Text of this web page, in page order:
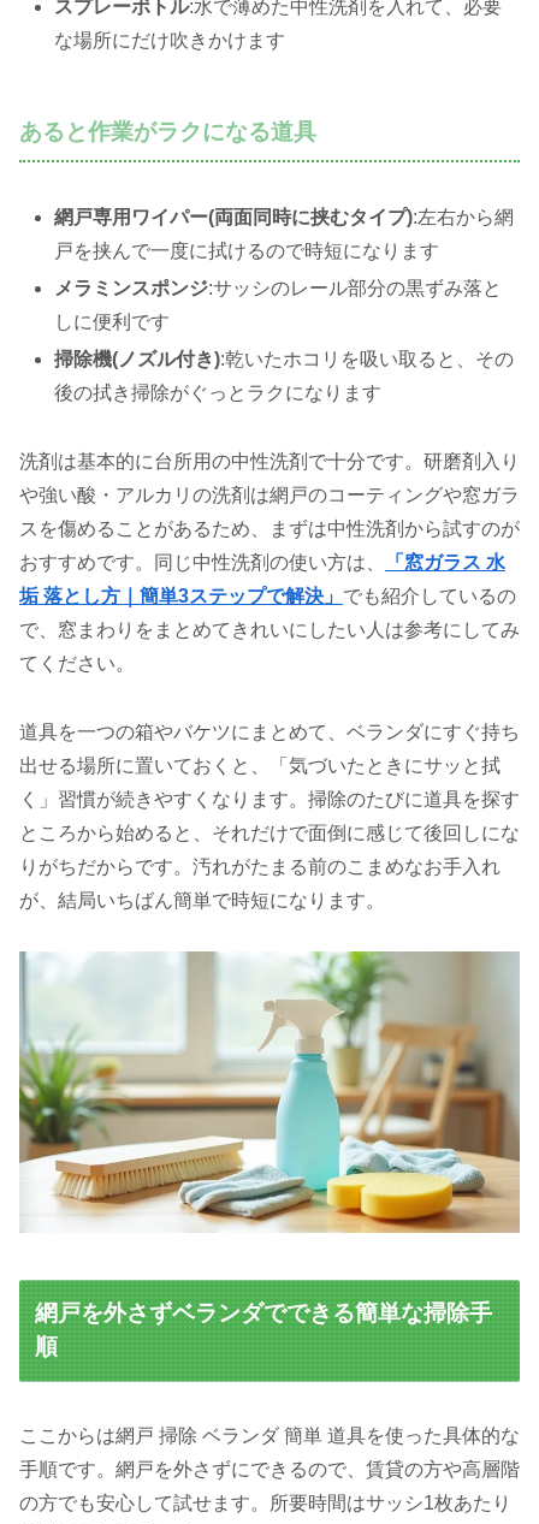
スプレーボトル:水で薄めた中性洗剤を入れて、必要
な場所にだけ吹きかけます
あると作業がラクになる道具
網戸専用ワイパー(両面同時に挟むタイプ):左右から網
戸を挟んで一度に拭けるので時短になります
メラミンスポンジ:サッシのレール部分の黒ずみ落と
しに便利です
掃除機(ノズル付き):乾いたホコリを吸い取ると、その
後の拭き掃除がぐっとラクになります
洗剤は基本的に台所用の中性洗剤で十分です。研磨剤入り
や強い酸・アルカリの洗剤は網戸のコーティングや窓ガラ
スを傷めることがあるため、まずは中性洗剤から試すのが
おすすめです。同じ中性洗剤の使い方は、
「窓ガラス 水
垢 落とし方｜簡単3ステップで解決」 でも紹介しているの
で、窓まわりをまとめてきれいにしたい人は参考にしてみ
てください。
道具を一つの箱やバケツにまとめて、ベランダにすぐ持ち
出せる場所に置いておくと、「気づいたときにサッと拭
く」習慣が続きやすくなります。掃除のたびに道具を探す
ところから始めると、それだけで面倒に感じて後回しにな
りがちだからです。汚れがたまる前のこまめなお手入れ
が、結局いちばん簡単で時短になります。
網戸を外さずベランダでできる簡単な掃除手
順
ここからは網戸 掃除 ベランダ 簡単 道具を使った具体的な
手順です。網戸を外さずにできるので、賃貸の方や高層階
の方でも安心して試せます。所要時間はサッシ1枚あたり